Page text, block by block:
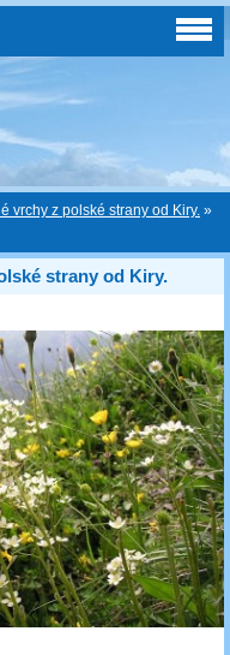
vrchy z polské strany od Kiry. »
strany od Kiry.